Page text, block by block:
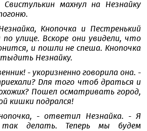
махнул на Незнайку
Кнопочка и Пестренький
по улице. Вскоре они увидели, что
и пошли не спеша. Кнопочка
Незнайку.
- укоризненно говорила она. -
Для того чтоб драться и
Пошел осматривать город,
кишки подрался!
- ответил Незнайка. - Я
делать. Теперь мы будем